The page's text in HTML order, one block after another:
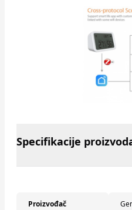
Specifikacije
Proizvođač